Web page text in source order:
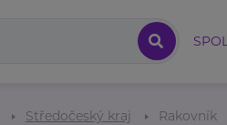
Středočeský kraj Rakovník